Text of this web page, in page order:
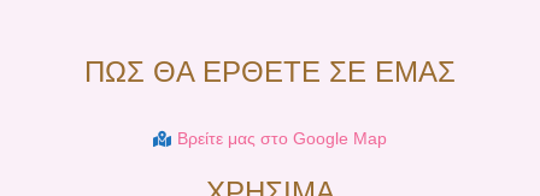
ΠΩΣ ΘΑ ΕΡΘΕΤΕ ΣΕ ΕΜΑΣ
Βρείτε μας στο Google Map